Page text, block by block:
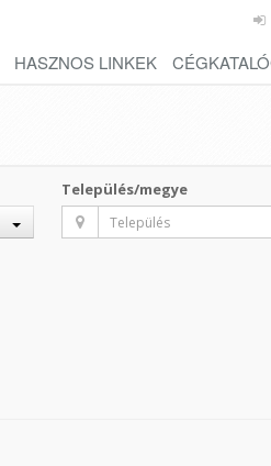
HASZNOS LINKEK
Település/megye